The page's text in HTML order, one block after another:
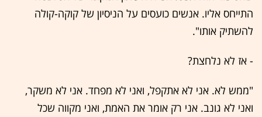
התייחס אליו. אנשים כועסים על הניסיון של קוקה-קולה
להשתיק אותו".
- אז לא נלחצת?
"ממש לא. אני לא אתקפל, ואני לא מפחד. אני לא משקר,
ואני לא גונב. אני רק אומר את האמת, ואני מקווה שכל